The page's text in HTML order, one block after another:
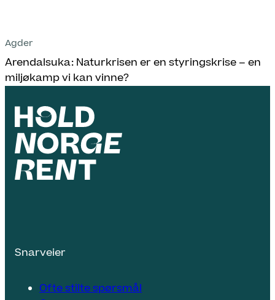
Agder
Arendalsuka: Naturkrisen er en styringskrise – en
miljøkamp vi kan vinne?
Snarveier
Ofte stilte spørsmål